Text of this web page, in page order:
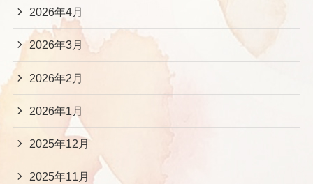
2026年4月
2026年3月
2026年2月
2026年1月
2025年12月
2025年11月